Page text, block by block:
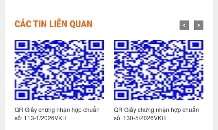
CÁC TIN LIÊN QUAN
QR Giấy chứng nhận hợp chuẩn
số: 113-1/2026VKH
QR Giấy chứng nhận hợp chuẩn
số: 130-5/2026VKH